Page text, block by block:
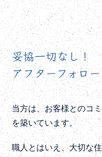
妥協一切なし！
アフターフォロ
当方は、お客様とのコ
を築いています。
職人とはいえ、大切な